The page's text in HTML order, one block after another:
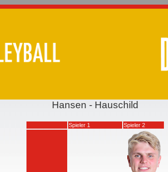
Hansen - Hauschild
Spieler 1 Spieler 2